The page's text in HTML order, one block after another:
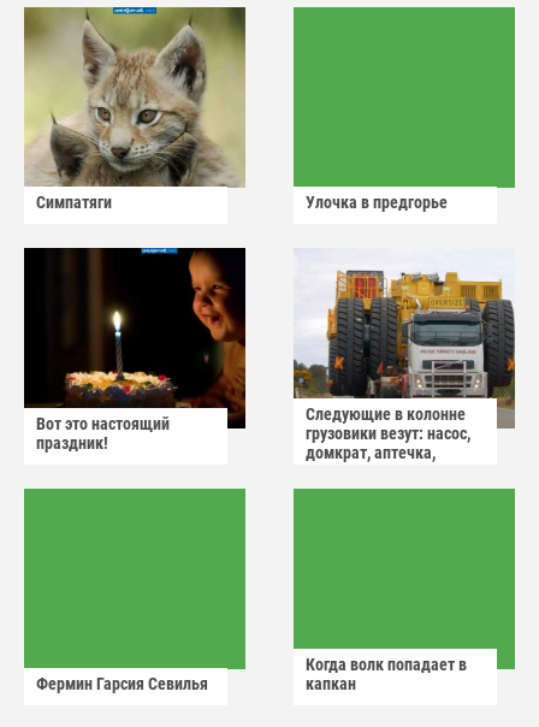
Симпатяги Улочка в предгорье
Вот это настоящий
праздник!
Следующие в колонне
грузовики везут: насос,
домкрат, аптечка,
Фермин Гарсия Севилья
Когда волк попадает в
капкан